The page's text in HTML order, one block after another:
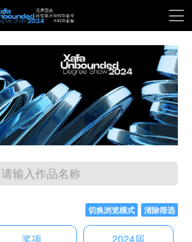
请输入作品名称
清除筛选
切换浏览模式
奖项 2024届